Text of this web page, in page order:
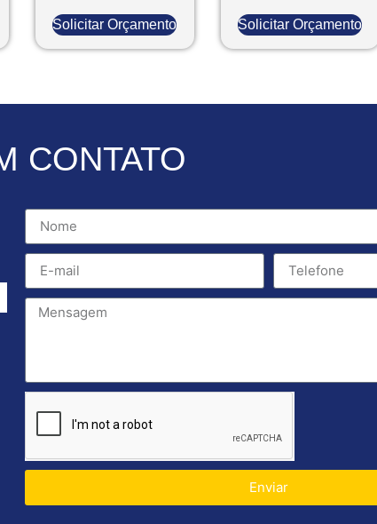
Solicitar Orçamento Solicitar Orçamento
CONTATO
Enviar